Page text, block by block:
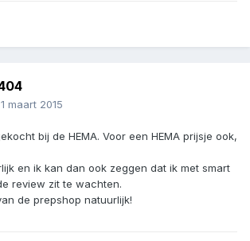
1 maart 2015
bij de HEMA. Voor een HEMA prijsje ook,
en ik kan dan ook zeggen dat ik met smart
review zit te wachten.
de prepshop natuurlijk!